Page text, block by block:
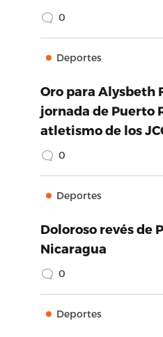
0
Deportes
Oro para Alysbeth
jornada de Puerto
atletismo de los
0
Deportes
Doloroso revés de
Nicaragua
0
Deportes